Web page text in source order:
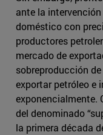
ante la
doméstico con
productores
mercado de
sobreproducción
exportar petróleo e
exponencialmente.
del denominado
la primera década